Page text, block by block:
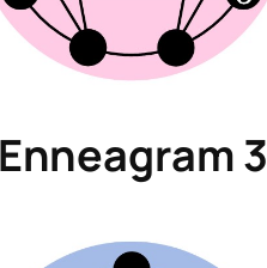
Enneagram 3